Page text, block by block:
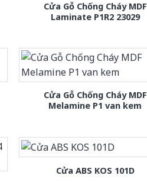
Cửa Gỗ Chống Cháy MDF
Laminate P1R2 23029
Cửa Gỗ Chống Cháy MDF
Melamine P1 van kem
Cửa ABS KOS 101D